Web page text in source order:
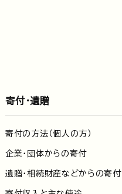
寄付・遺贈
寄付の方法（個人の方）
企業・団体からの寄付
遺贈・相続財産などからの寄付